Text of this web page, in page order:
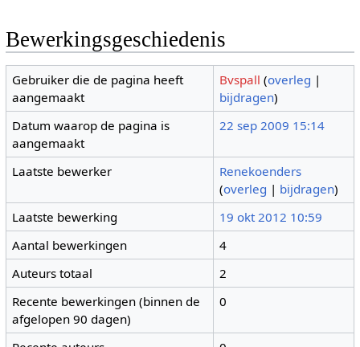
Bewerkingsgeschiedenis
Gebruiker die de pagina heeft
aangemaakt
Bvspall (overleg |
bijdragen)
Datum waarop de pagina is
aangemaakt
22 sep 2009 15:14
Laatste bewerker
Renekoenders
(overleg | bijdragen)
Laatste bewerking
19 okt 2012 10:59
Aantal bewerkingen
4
Auteurs totaal
2
Recente bewerkingen (binnen de
afgelopen 90 dagen)
0